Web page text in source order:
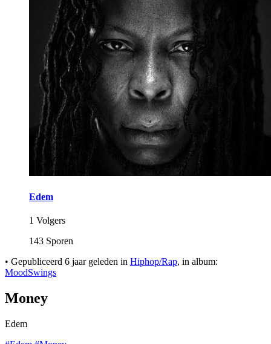
Edem
1 Volgers
143 Sporen
• Gepubliceerd 6 jaar geleden in Hiphop/Rap, in album:
MoodSwings
Money
Edem